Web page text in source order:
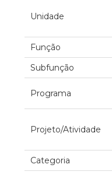
Unidade
Função
Subfunção
Programa
Projeto/Atividade
Categoria